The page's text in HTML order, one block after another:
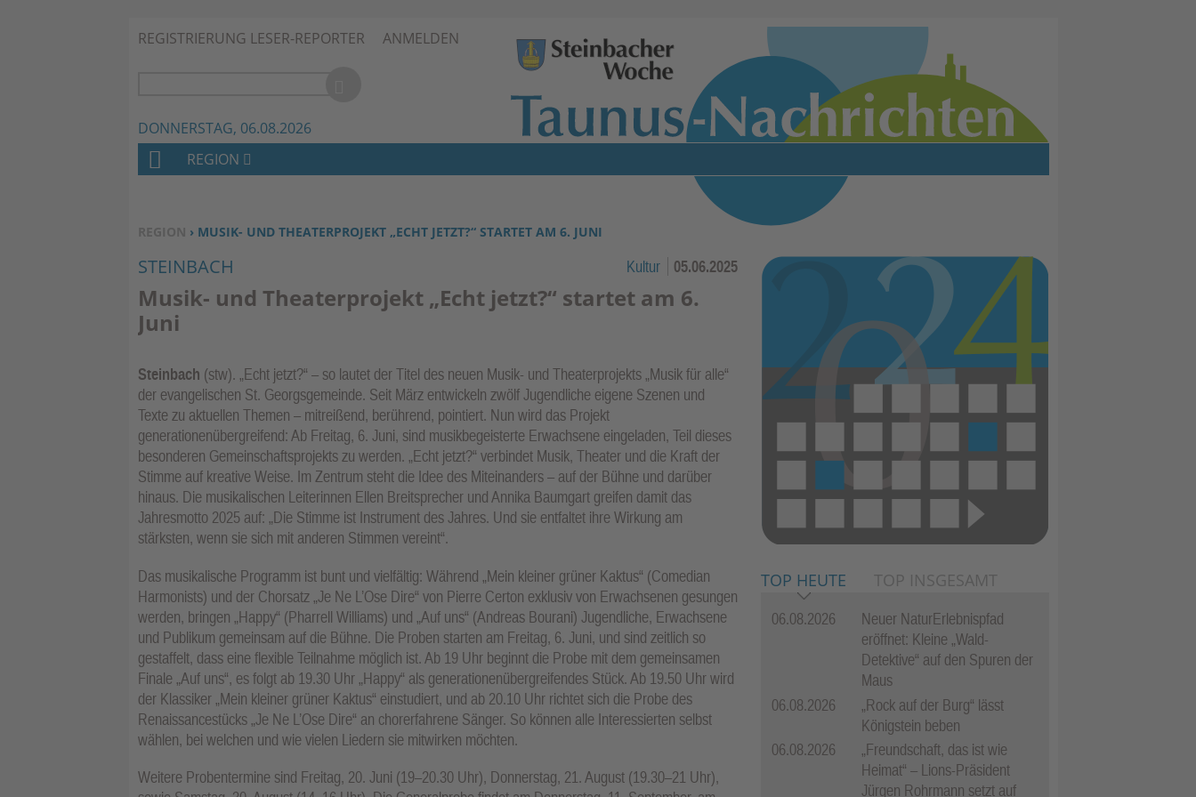
Zum Inhalt springen ↓
REGISTRIERUNG LESER-REPORTER ANMELDEN
DONNERSTAG, 06.08.2026
SIE BEFINDEN SICH HIER:
REGION › MUSIK- UND THEATERPROJEKT „ECHT JETZT?“ STARTET AM 6. JUNI
STEINBACH Kultur 05.06.2025
Musik- und Theaterprojekt „Echt jetzt?“ startet am 6.
Juni
Steinbach (stw). „Echt jetzt?“ – so lautet der Titel des neuen Musik- und Theaterprojekts „Musik für alle“
der evangelischen St. Georgsgemeinde. Seit März entwickeln zwölf Jugendliche eigene Szenen und
Texte zu aktuellen Themen – mitreißend, berührend, pointiert. Nun wird das Projekt
generationenübergreifend: Ab Freitag, 6. Juni, sind musikbegeisterte Erwachsene eingeladen, Teil dieses
besonderen Gemeinschaftsprojekts zu werden. „Echt jetzt?“ verbindet Musik, Theater und die Kraft der
Stimme auf kreative Weise. Im Zentrum steht die Idee des Miteinanders – auf der Bühne und darüber
hinaus. Die musikalischen Leiterinnen Ellen Breitsprecher und Annika Baumgart greifen damit das
Jahresmotto 2025 auf: „Die Stimme ist Instrument des Jahres. Und sie entfaltet ihre Wirkung am
stärksten, wenn sie sich mit anderen Stimmen vereint“.
Das musikalische Programm ist bunt und vielfältig: Während „Mein kleiner grüner Kaktus“ (Comedian
Harmonists) und der Chorsatz „Je Ne L’Ose Dire“ von Pierre Certon exklusiv von Erwachsenen gesungen
werden, bringen „Happy“ (Pharrell Williams) und „Auf uns“ (Andreas Bourani) Jugendliche, Erwachsene
und Publikum gemeinsam auf die Bühne. Die Proben starten am Freitag, 6. Juni, und sind zeitlich so
gestaffelt, dass eine flexible Teilnahme möglich ist. Ab 19 Uhr beginnt die Probe mit dem gemeinsamen
Finale „Auf uns“, es folgt ab 19.30 Uhr „Happy“ als generationenübergreifendes Stück. Ab 19.50 Uhr wird
der Klassiker „Mein kleiner grüner Kaktus“ einstudiert, und ab 20.10 Uhr richtet sich die Probe des
Renaissancestücks „Je Ne L’Ose Dire“ an chorerfahrene Sänger. So können alle Interessierten selbst
wählen, bei welchen und wie vielen Liedern sie mitwirken möchten.
Weitere Probentermine sind Freitag, 20. Juni (19–20.30 Uhr), Donnerstag, 21. August (19.30–21 Uhr),
TOP HEUTE TOP INSGESAMT
06.08.2026
Neuer NaturErlebnispfad
eröffnet: Kleine „Wald-
Detektive“ auf den Spuren der
Maus
06.08.2026
„Rock auf der Burg“ lässt
Königstein beben
06.08.2026
„Freundschaft, das ist wie
Heimat“ – Lions-Präsident
Jürgen Rohrmann setzt auf
H
M
E
REGION